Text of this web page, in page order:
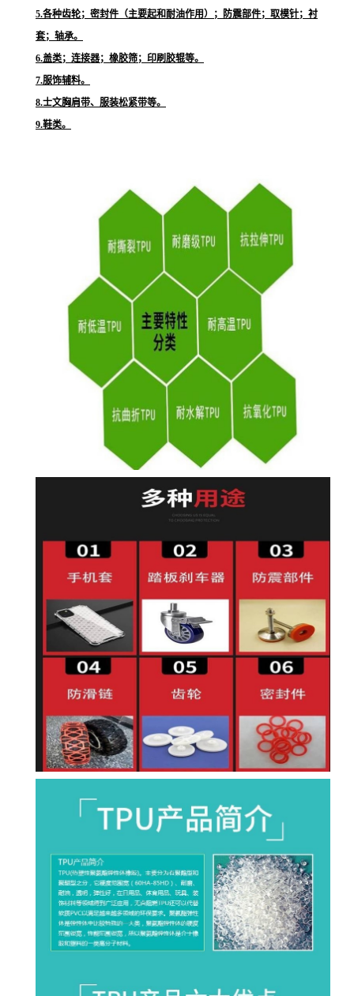
5.各种齿轮；密封件（主要起和耐油作用）；防震部件；取模针；衬
套；轴承。
6.盖类；连接器；橡胶筛；印刷胶辊等。
7.服饰辅料。
8.士文胸肩带、服装松紧带等。
9.鞋类。